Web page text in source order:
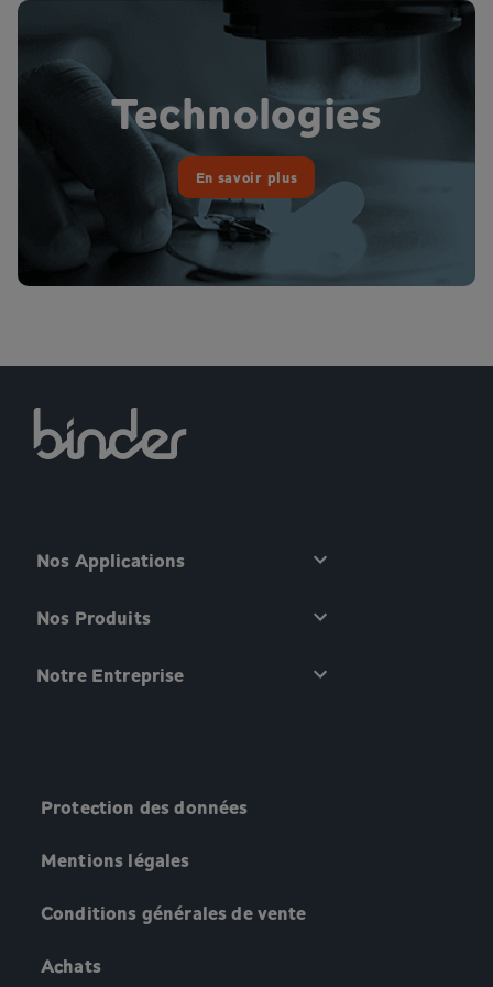
Technologies
En savoir plus
Nos Applications
Nos Produits
Notre Entreprise
Protection des données
Mentions légales
Conditions générales de vente
Achats